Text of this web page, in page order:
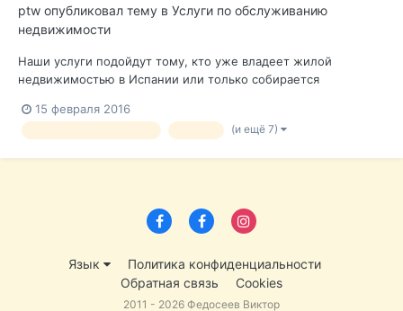
ptw опубликовал тему в Услуги по обслуживанию
недвижимости
Наши услуги подойдут тому, кто уже владеет жилой
недвижимостью в Испании или только собирается
этом желает получать регулярный доход в твердой валюте,
от сдачи в аренду своей недвижимости (что на сегодняшний
15 февраля 2016
(и ещё 7)
Язык
Политика конфиденциальности
Обратная связь
Cookies
2011 - 2026 Федосеев Виктор